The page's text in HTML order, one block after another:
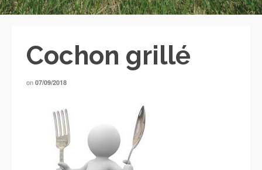
Cochon grillé
on 07/09/2018